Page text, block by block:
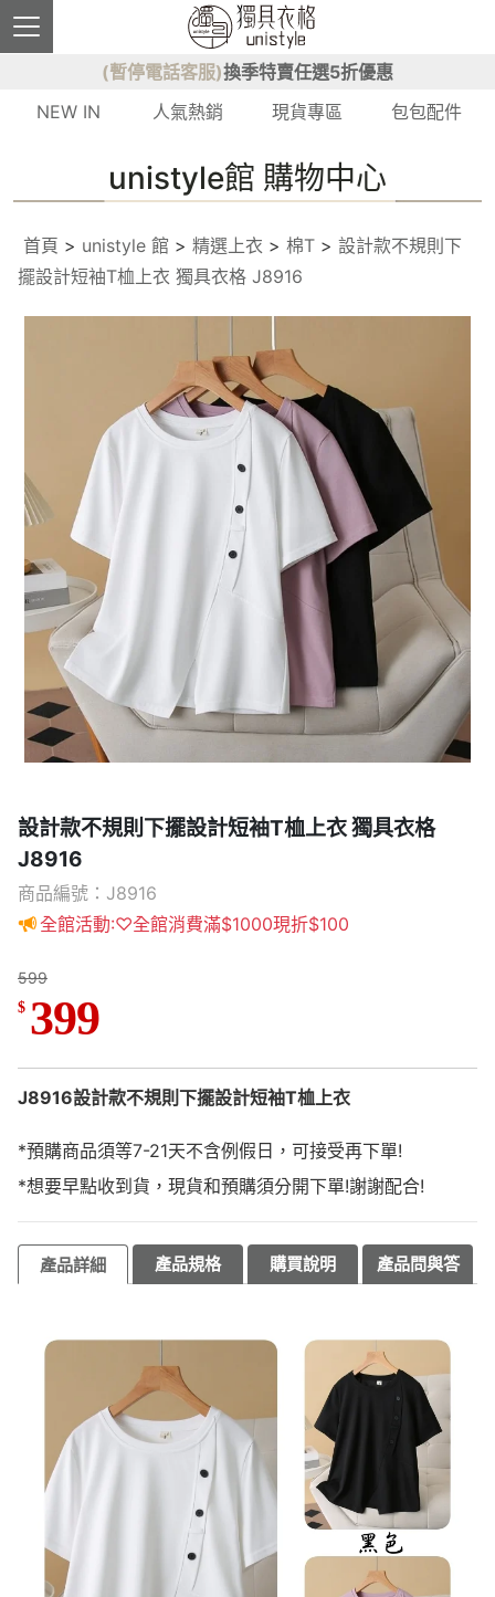
(暫停電話客服)換季特賣任選5折優惠
NEW IN
人氣熱銷 現貨專區 包包配件
unistyle館 購物中心
首頁 > unistyle 館 > 精選上衣 > 棉T > 設計款不規則下
擺設計短袖T桖上衣 獨具衣格 J8916
設計款不規則下擺設計短袖T桖上衣 獨具衣格
J8916
商品編號：J8916
全館活動:♡全館消費滿$1000現折$100
599
$ 399
J8916設計款不規則下擺設計短袖T桖上衣
*預購商品須等7-21天不含例假日，可接受再下單!
*想要早點收到貨，現貨和預購須分開下單!謝謝配合!
產品詳細 產品規格 購買說明 產品問與答